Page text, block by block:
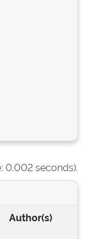
0.002 seconds).
Author(s)